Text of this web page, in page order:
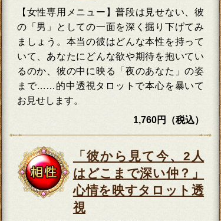
【女性専用メニュー】普段は見せない、彼
の「男」としての一面を深く掘り下げてみ
ましょう。本当の彼はどんな本性を持って
いて、あなたにどんな欲や期待を抱いてい
るのか、彼の中に映る「夜のあなた」の姿
まで……的中透視タロットで本心を暴いて
お見せします。
1,760円（税込）
「彼から見て今、2人
はどこまで深い仲？」
心情を映すタロット透
視